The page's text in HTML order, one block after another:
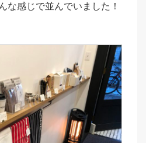
な感じで並んでいました！